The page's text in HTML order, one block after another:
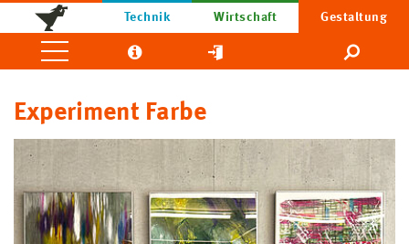
Technik Wirtschaft Gestaltung
Experiment Farbe